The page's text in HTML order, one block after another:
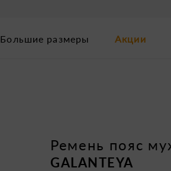
Большие размеры Акции
ремень пояс
GALANTEYA